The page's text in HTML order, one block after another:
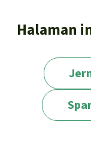
Halaman